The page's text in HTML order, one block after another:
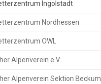
Ingolstadt
Nordhessen
OWL
Alpenverein e.V
Alpenverein Sektion Beckum